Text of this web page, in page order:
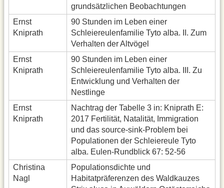
grundsätzlichen Beobachtungen
Ernst
Kniprath
90 Stunden im Leben einer
Schleiereulenfamilie Tyto alba. II. Zum
Verhalten der Altvögel
Ernst
Kniprath
90 Stunden im Leben einer
Schleiereulenfamilie Tyto alba. III. Zu
Entwicklung und Verhalten der
Nestlinge
Ernst
Kniprath
Nachtrag der Tabelle 3 in: Kniprath E:
2017 Fertilität, Natalität, Immigration
und das source-sink-Problem bei
Populationen der Schleiereule Tyto
alba. Eulen-Rundblick 67: 52-56
Christina
Nagl
Populationsdichte und
Habitatpräferenzen des Waldkauzes